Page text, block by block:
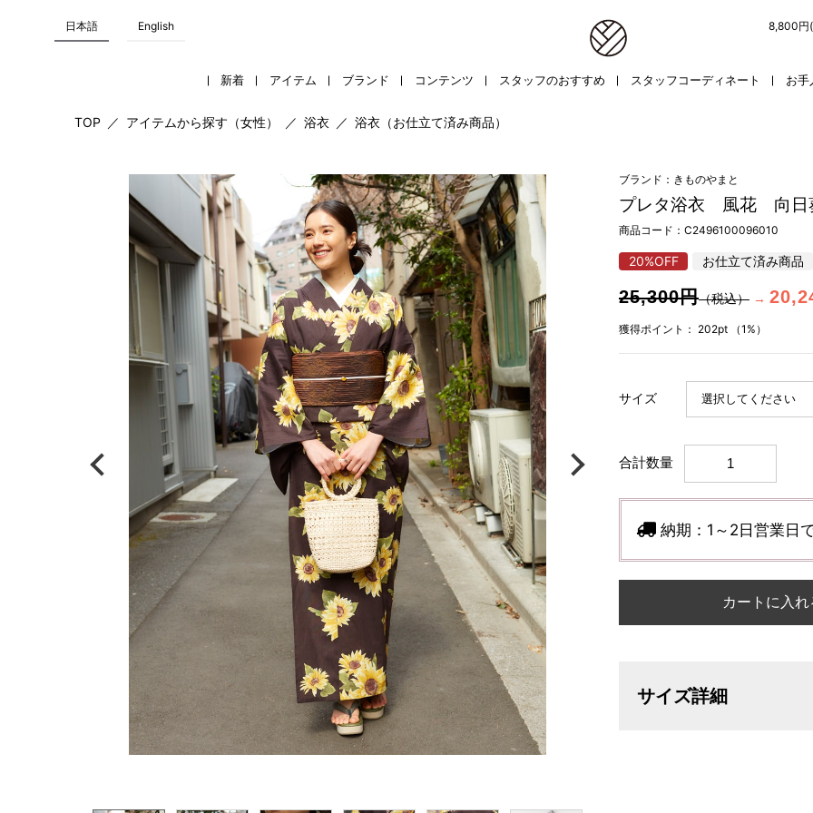
日本語 English 8,800円
新着 アイテム ブランド コンテンツ スタッフのおすすめ スタッフコーディネート お手
TOP ／ アイテムから探す（女性） ／ 浴衣 ／ 浴衣（お仕立て済み商品）
ブランド：きものやまと
プレタ浴衣 風花 向
商品コード： C2496100096010
20%OFF お仕立て済み商品
25,300円（税込） →
獲得ポイント： 202pt （1%）
サイズ
合計数量
納期： 1～2日営業日
カートに入れ
サイズ詳細